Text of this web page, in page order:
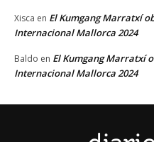
Xisca en El Kumgang Marratxí
Internacional Mallorca 2024
Baldo en El Kumgang Marratxí
Internacional Mallorca 2024